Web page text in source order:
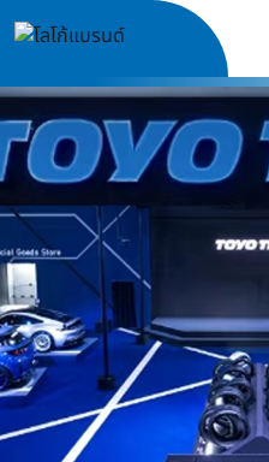
TOYO TIRES